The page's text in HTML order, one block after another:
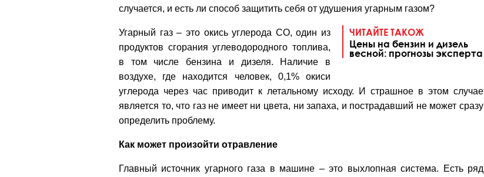
случается, и есть ли способ защитить себя от удушения угарным газом?
ЧИТАЙТЕ ТАКОЖ
Цены на бензин и дизель
весной: прогнозы эксперта
Угарный газ – это окись углерода СО, один из
продуктов сгорания углеводородного топлива,
в том числе бензина и дизеля. Наличие в
воздухе, где находится человек, 0,1% окиси
углерода через час приводит к летальному исходу. И страшное в этом случае
является то, что газ не имеет ни цвета, ни запаха, и пострадавший не может сразу
определить проблему.
Как может произойти отравление
Главный источник угарного газа в машине – это выхлопная система. Есть ряд